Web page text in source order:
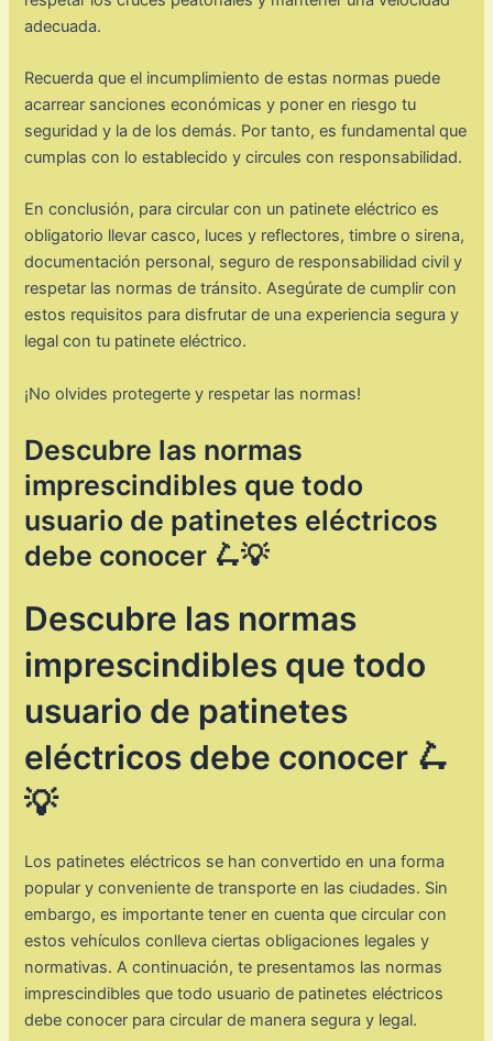
adecuada.
Recuerda que el incumplimiento de estas normas puede
acarrear sanciones económicas y poner en riesgo tu
seguridad y la de los demás. Por tanto, es fundamental que
cumplas con lo establecido y circules con responsabilidad.
En conclusión, para circular con un patinete eléctrico es
obligatorio llevar casco, luces y reflectores, timbre o sirena,
documentación personal, seguro de responsabilidad civil y
respetar las normas de tránsito. Asegúrate de cumplir con
estos requisitos para disfrutar de una experiencia segura y
legal con tu patinete eléctrico.
¡No olvides protegerte y respetar las normas!
Descubre las normas
imprescindibles que todo
usuario de patinetes eléctricos
debe conocer 🛴💡
Descubre las normas
imprescindibles que todo
usuario de patinetes
eléctricos debe conocer 🛴
💡
Los patinetes eléctricos se han convertido en una forma
popular y conveniente de transporte en las ciudades. Sin
embargo, es importante tener en cuenta que circular con
estos vehículos conlleva ciertas obligaciones legales y
normativas. A continuación, te presentamos las normas
imprescindibles que todo usuario de patinetes eléctricos
debe conocer para circular de manera segura y legal.